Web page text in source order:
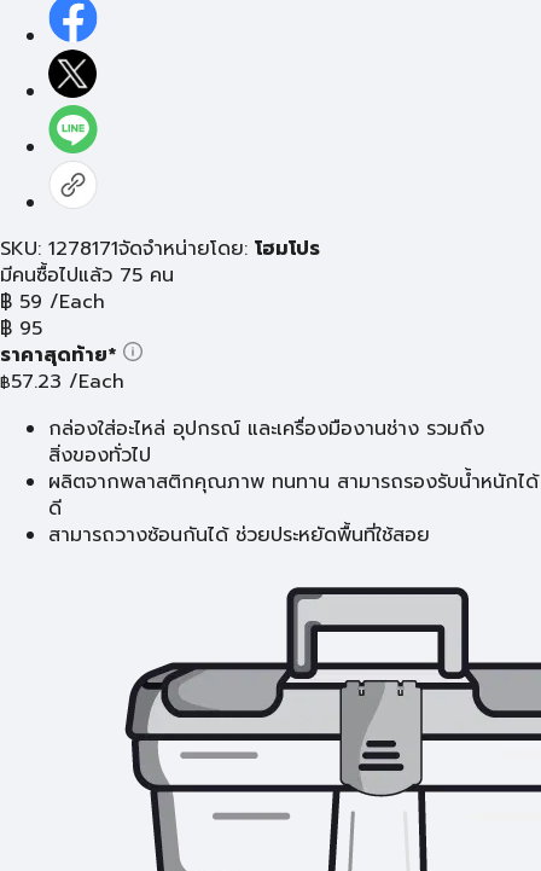
SKU: 1278171จัดจำหน่ายโดย: โฮมโปร
มีคนซื้อไปแล้ว 75 คน
฿ 59 /Each
฿ 95
ราคาสุดท้าย*
฿57.23 /Each
กล่องใส่อะไหล่ อุปกรณ์ และเครื่องมืองานช่าง รวมถึง
สิ่งของทั่วไป
ผลิตจากพลาสติกคุณภาพ ทนทาน สามารถรองรับน้ำหนักได้
ดี
สามารถวางซ้อนกันได้ ช่วยประหยัดพื้นที่ใช้สอย